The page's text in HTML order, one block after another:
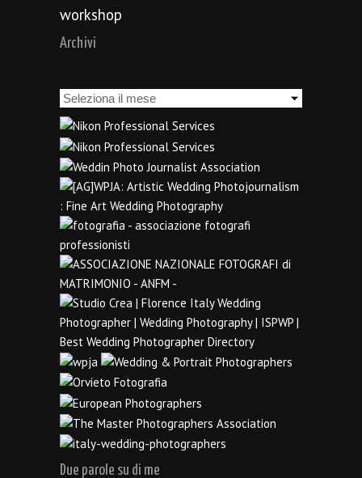
workshop
Archivi
Archivi
Due parole su di me